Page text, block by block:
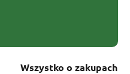
Wszystko o zakupach